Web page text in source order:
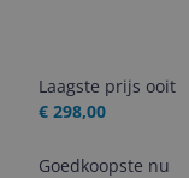
Laagste prijs ooit
€ 298,00
Goedkoopste nu